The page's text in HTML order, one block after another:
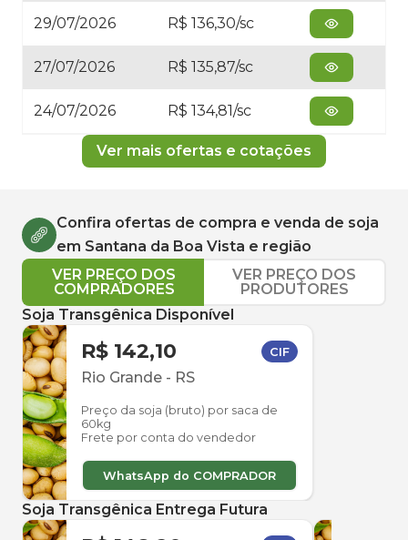
29/07/2026 R$ 136,30/sc
27/07/2026 R$ 135,87/sc
24/07/2026 R$ 134,81/sc
Ver mais ofertas e cotações
Confira ofertas de compra e venda de soja
em Santana da Boa Vista e região
VER PREÇO DOS
COMPRADORES
VER PREÇO DOS
PRODUTORES
Soja Transgênica Disponível
R$ 142,10 CIF
Rio Grande - RS
Preço da soja (bruto) por saca de
60kg
Frete por conta do vendedor
WhatsApp do COMPRADOR
Soja Transgênica Entrega Futura